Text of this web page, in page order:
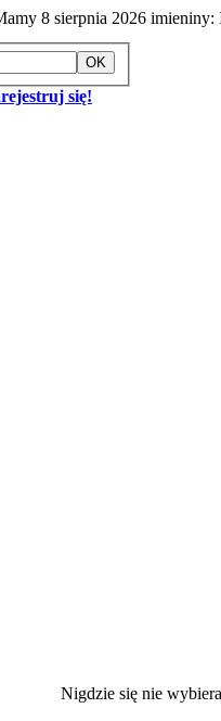
8 sierpnia 2026 imieniny:
się!
Nigdzie się nie